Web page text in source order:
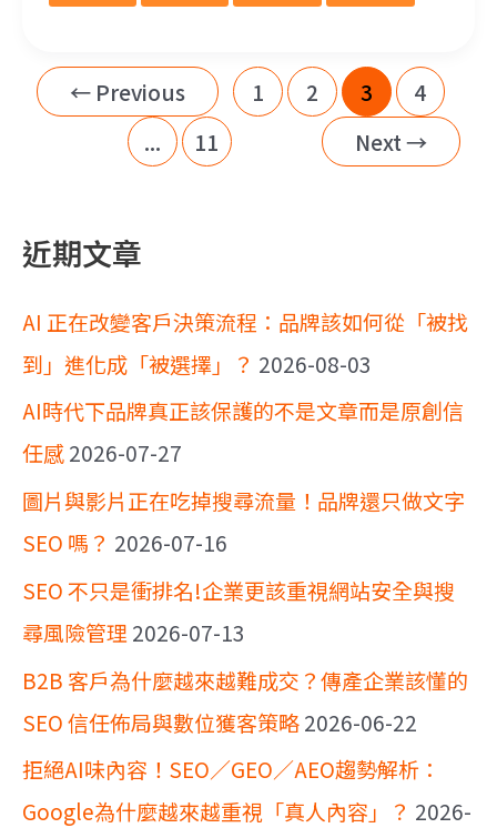
←Previous 1 2 3
4
...
11 Next→
近期文章
AI 正在改變客戶決策流程：品牌該如何從「被找
到」進化成「被選擇」？ 2026-08-03
AI時代下品牌真正該保護的不是文章而是原創信
任感2026-07-27
圖片與影片正在吃掉搜尋流量！品牌還只做文字
SEO 嗎？ 2026-07-16
SEO 不只是衝排名!企業更該重視網站安全與搜
尋風險管理 2026-07-13
B2B 客戶為什麼越來越難成交？傳產企業該懂的
SEO 信任佈局與數位獲客策略2026-06-22
拒絕AI味內容！SEO／GEO／AEO趨勢解析：
Google為什麼越來越重視「真人內容」？ 2026-